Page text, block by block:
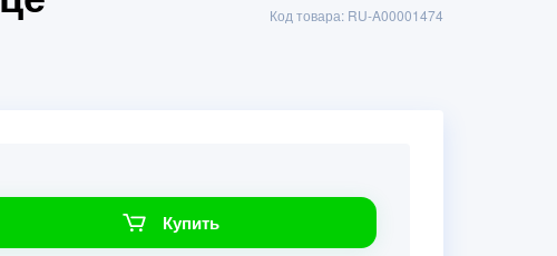
Код товара: RU-A00001474
Купить